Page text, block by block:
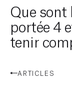
Que sont
portée 4
tenir
ARTICLES